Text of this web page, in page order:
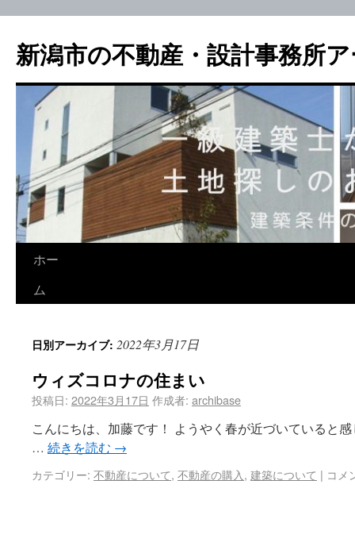
新潟市の不動産・設計事務所
ホー
ム
日別アーカイブ: 2022年3月17日
ウィズコロナの住まい
投稿日: 2022年3月17日 作成者: archibase
こんにちは、加藤です！ ようやく春が近づいていると
… 続きを読む →
カテゴリー: 不動産について, 不動産の購入, 建築について | コメ